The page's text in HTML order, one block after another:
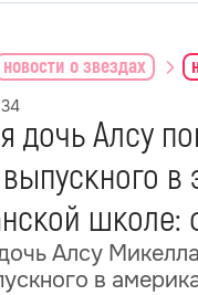
новости о звездах
дочь Алсу
в
школе:
Алсу
в